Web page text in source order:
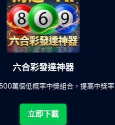
六合彩發達神器
個低概率中獎組合，提高中獎率
立即下載